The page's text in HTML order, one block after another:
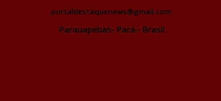
portaldestaquenews@gmail.com
Parauapebas- Pará - Brasil